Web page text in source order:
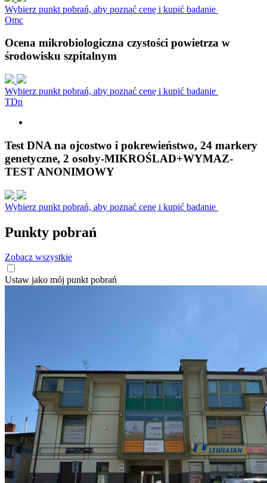
Wybierz punkt pobrań, aby poznać cenę i kupić badanie
Omc
Ocena mikrobiologiczna czystości powietrza w
środowisku szpitalnym
Wybierz punkt pobrań, aby poznać cenę i kupić badanie
TDn
Test DNA na ojcostwo i pokrewieństwo, 24 markery
genetyczne, 2 osoby-MIKROŚLAD+WYMAZ-
TEST ANONIMOWY
Wybierz punkt pobrań, aby poznać cenę i kupić badanie
Punkty pobrań
Zobacz wszystkie
Ustaw jako mój punkt pobrań